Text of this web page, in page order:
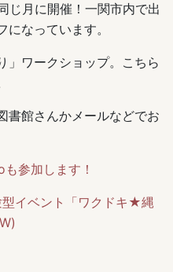
じ月に開催！一関市内で出
なっています。
」ワークショップ。こちら
書館さんかメールなどでお
参加します！
型イベント「ワクドキ★縄